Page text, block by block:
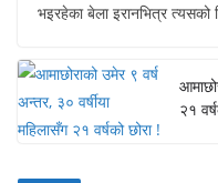
भइरहेका बेला इरानभित्र त्यसको
२१